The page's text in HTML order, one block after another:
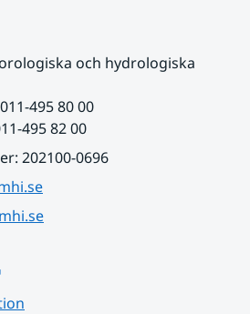
och hydrologiska
495 80 00
495 82 00
202100-0696